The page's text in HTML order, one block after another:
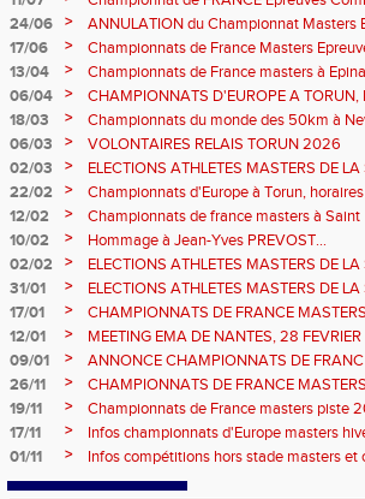
et Marche CHATEAUROUX
24/06 >
ANNULATION du Championnat Masters
Châteauroux les 27-28 juin
17/06 >
Championnats de France Masters
fond long
13/04 >
Championnats de France masters à
prévisionnels, montée de barres et
06/04 >
CHAMPIONNATS D'EUROPE A
18/03
>
Championnats du monde des 50km à
Sébastien DOUMENC.
06/03 >
VOLONTAIRES RELAIS TORUN 2026
02/03
>
ELECTIONS ATHLETES MASTERS DE
2ème vote : athlètes hommes.
22/02 >
Championnats d'Europe à Torun,
informations...
12/02 >
Championnats de france masters à Saint
février 2026.
10/02 >
Hommage à Jean-Yves PREVOST...
02/02
>
ELECTIONS ATHLETES MASTERS DE
vote : athlètes femmes.
31/01 >
ELECTIONS ATHLETES MASTERS DE
17/01
>
CHAMPIONNATS DE FRANCE
informations sur les inscriptions et report
12/01 >
MEETING EMA DE NANTES, 28
09/01
>
ANNONCE CHAMPIONNATS DE
ÉPREUVES COMBINÉES ET ÉPREUVES
26/11 >
CHAMPIONNATS DE FRANCE
2026, site de l'organisation.
19/11 >
Championnats de France masters piste
17/11
>
Infos championnats d'Europe masters
01/11
> Infos compétitions hors stade masters et